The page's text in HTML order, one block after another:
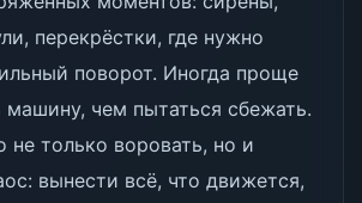
перекрёстки, где нужно
поворот. Иногда проще
чем пытаться сбежать.
только воровать, но и
вынести всё, что движется,